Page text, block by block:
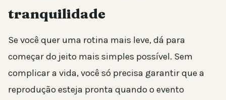
tranquilidade
Se você quer uma rotina mais leve, dá para
começar do jeito mais simples possível. Sem
complicar a vida, você só precisa garantir que a
reprodução esteja pronta quando o evento